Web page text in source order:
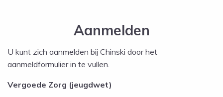
Aanmelden
U kunt zich aanmelden bij Chinski door het
aanmeldformulier in te vullen.
Vergoede Zorg (jeugdwet)